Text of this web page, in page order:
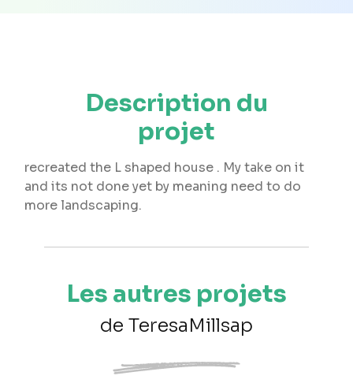
Description du
projet
recreated the L shaped house . My take on it
and its not done yet by meaning need to do
more landscaping.
Les autres projets
de TeresaMillsap